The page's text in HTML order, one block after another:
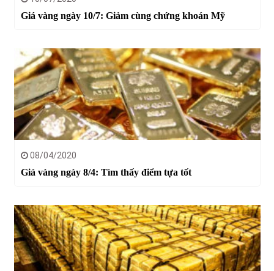
Giá vàng ngày 10/7: Giảm cùng chứng khoán Mỹ
08/04/2020
Giá vàng ngày 8/4: Tìm thấy điểm tựa tốt